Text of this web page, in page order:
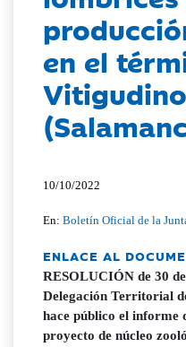
en el
Vitigudino
10/10/2022
En:Boletín Oficial de la
ENLACE AL
RESOLUCIÓN de 30
Delegación Territorial
hace público el informe
proyecto de núcleo